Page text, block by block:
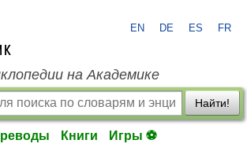
EN DE ES FR
на Академике
Найти!
Книги Игры ⚽